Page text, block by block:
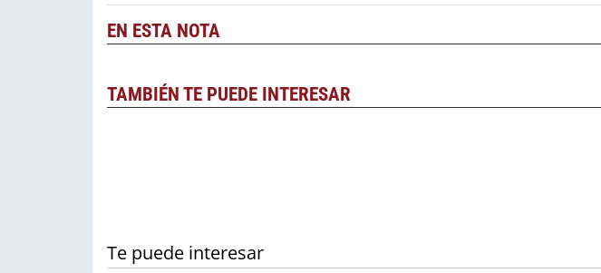
EN ESTA NOTA
TAMBIÉN TE PUEDE INTERESAR